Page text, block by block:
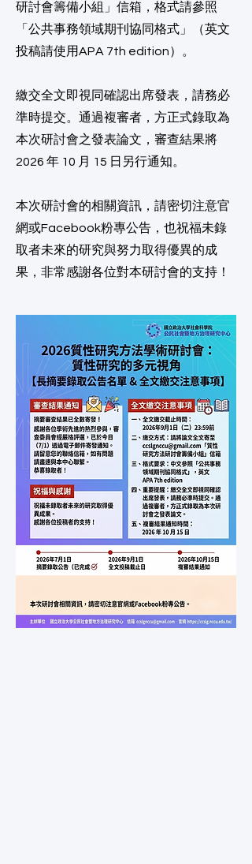
研討會籌備小組」信箱，格式請參照
「公共事務領域期刊協同格式」（英文
投稿請使用APA 7th edition）。
繳交全文即視同確認出席發表，請務必
準時提交。通過複審者，方正式錄取為
本次研討會之發表論文，審查結果將
2026 年 10 月 15 日另行通知。
本次研討會的相關資訊，請密切注意官
網或Facebook粉專公告，也祝福未錄
取者未來的研究與努力取得優異的成
果，非常感謝各位對本研討會的支持！